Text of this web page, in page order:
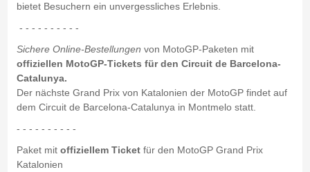
bietet Besuchern ein unvergessliches Erlebnis.
- - - - - - - - - -
Sichere Online-Bestellungen von MotoGP-Paketen mit
offiziellen MotoGP-Tickets für den Circuit de Barcelona-
Catalunya.
Der nächste Grand Prix von Katalonien der MotoGP findet auf
dem Circuit de Barcelona-Catalunya in Montmelo statt.
- - - - - - - - - -
Paket mitoffiziellem Ticketfür den MotoGP Grand Prix
Katalonien